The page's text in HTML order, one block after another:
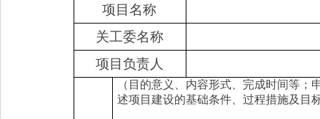
项目名称
关工委名称
项目负责人
（目的意义、内容形式、完成时间等
述项目建设的基础条件、过程措施及目